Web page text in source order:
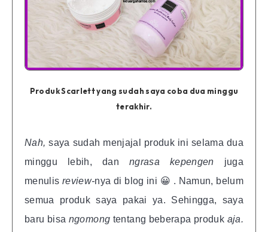
Produk Scarlett yang sudah saya coba dua minggu
terakhir.
Nah,saya sudah menjajal produk ini selama dua
minggu lebih, dan ngrasa kepengen juga
menulis review-nya di blog ini 😀 . Namun, belum
semua produk saya pakai ya. Sehingga, saya
baru bisa ngomong tentang beberapa produk aja.